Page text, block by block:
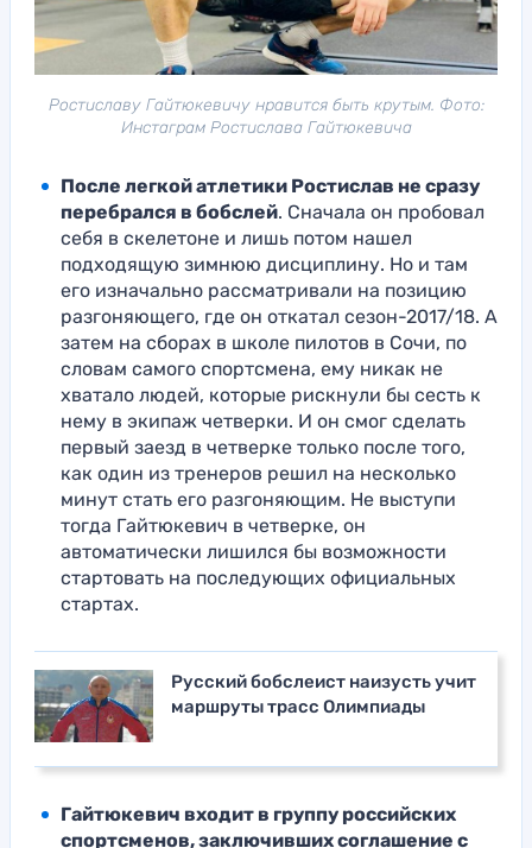
Ростиславу Гайтюкевичу нравится быть крутым. Фото:
Инстаграм Ростислава Гайтюкевича
После легкой атлетики Ростислав не сразу
перебрался в бобслей. Сначала он пробовал
себя в скелетоне и лишь потом нашел
подходящую зимнюю дисциплину. Но и там
его изначально рассматривали на позицию
разгоняющего, где он откатал сезон-2017/18. А
затем на сборах в школе пилотов в Сочи, по
словам самого спортсмена, ему никак не
хватало людей, которые рискнули бы сесть к
нему в экипаж четверки. И он смог сделать
первый заезд в четверке только после того,
как один из тренеров решил на несколько
минут стать его разгоняющим. Не выступи
тогда Гайтюкевич в четверке, он
автоматически лишился бы возможности
стартовать на последующих официальных
стартах.
Русский бобслеист наизусть учит
маршруты трасс Олимпиады
Гайтюкевич входит в группу российских
спортсменов, заключивших соглашение с